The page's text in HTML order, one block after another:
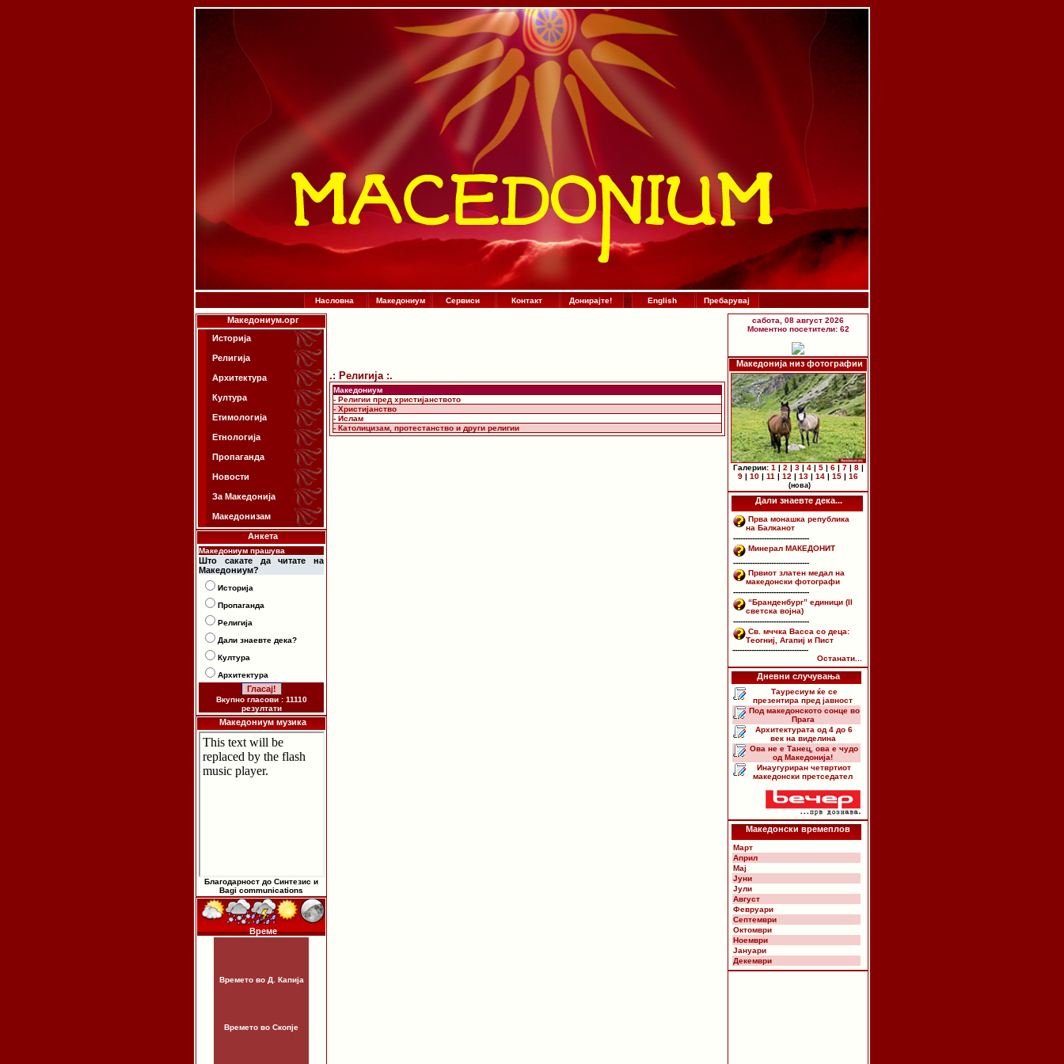
Насловна Македониум Сервиси Контакт Донирајте! :. : English Пребарувај
Македониум.орг
Историја
Религија
Архитектура
Култура
Етимологија
Етнологија
Пропаганда
Новости
За Македонија
Македонизам
Анкета
Македониум прашува
Што сакате да читате на
Македониум?
Историја
Пропаганда
Религија
Дали знаевте дека?
Култура
Архитектура
Вкупно гласови : 11110
резултати
Македониум музика
Благодарност до Синтезис и
Bagi communications
Време
Времето во Д. Капија
Времето во Скопје
.: Религија :.
Македониум
- Религии пред христијанството
- Христијанство
- Ислам
- Католицизам, протестанство и други религии
сабота, 08 август 2026
Моментно посетители: 62
Македонија низ фотографии
Галерии: 1| 2| 3| 4| 5| 6| 7| 8|
9 | 10 | 11 | 12 | 13 | 14 | 15 | 16
(нова)
Дали знаевте дека...
Прва монашка република
на Балканот
--------------------------------
Минерал МАКЕДОНИТ
--------------------------------
Првиот златен медал на
македонски фотографи
--------------------------------
“Бранденбург” единици (II
светска војна)
--------------------------------
Св. мччка Васса со деца:
Теогниј, Агапиј и Пист
--------------------------------
Останати...
Дневни случувања
Тауресиум ќе се
презентира пред јавност
Под македонското сонце во
Прага
Архитектурата од 4 до 6
век на виделина
Ова не е Танец, ова е чудо
од Македонија!
Инаугуриран четвртиот
македонски претседател
Македонски времеплов
Март
Април
Мај
Јуни
Јули
Август
Февруари
Септември
Октомври
Ноември
Јануари
Декември